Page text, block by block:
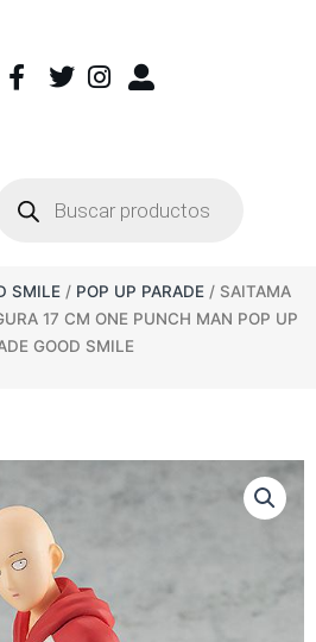
SMILE / POP UP PARADE / SAITAMA
17 CM ONE PUNCH MAN POP UP
GOOD SMILE